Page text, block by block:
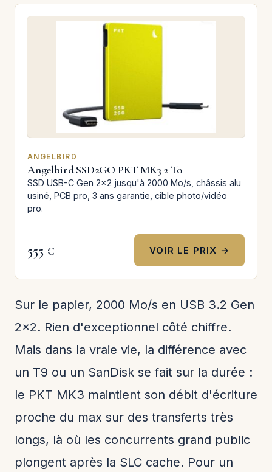
ANGELBIRD
Angelbird SSD2GO PKT MK3 2 To
SSD USB-C Gen 2x2 jusqu'à 2000 Mo/s, châssis alu
usiné, PCB pro, 3 ans garantie, cible photo/vidéo
pro.
555 € VOIR LE PRIX →
Sur le papier, 2000 Mo/s en USB 3.2 Gen
2x2. Rien d'exceptionnel côté chiffre.
Mais dans la vraie vie, la différence avec
un T9 ou un SanDisk se fait sur la durée :
le PKT MK3 maintient son débit d'écriture
proche du max sur des transferts très
longs, là où les concurrents grand public
plongent après la SLC cache. Pour un